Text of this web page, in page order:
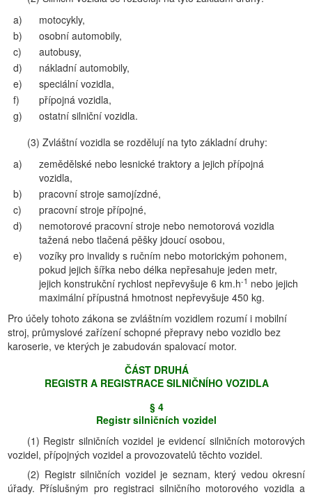
a)
motocykly,
b)
osobní automobily,
c)
autobusy,
d)
nákladní automobily,
e)
speciální vozidla,
f)
přípojná vozidla,
g)
ostatní silniční vozidla.
(3) Zvláštní vozidla se rozdělují na tyto základní druhy:
a)
zemědělské nebo lesnické traktory a jejich přípojná
vozidla,
b)
pracovní stroje samojízdné,
c)
pracovní stroje přípojné,
d)
nemotorové pracovní stroje nebo nemotorová vozidla
tažená nebo tlačená pěšky jdoucí osobou,
e)
vozíky pro invalidy s ručním nebo motorickým pohonem,
pokud jejich šířka nebo délka nepřesahuje jeden metr,
jejich konstrukční rychlost nepřevyšuje 6 km.h-1 nebo jejich
maximální přípustná hmotnost nepřevyšuje 450 kg.
Pro účely tohoto zákona se zvláštním vozidlem rozumí i mobilní
stroj, průmyslové zařízení schopné přepravy nebo vozidlo bez
karoserie, ve kterých je zabudován spalovací motor.
ČÁST DRUHÁ
REGISTR A REGISTRACE SILNIČNĺHO VOZIDLA
§ 4
Registr silničních vozidel
(1) Registr silničních vozidel je evidencí silničních motorových
vozidel, přípojných vozidel a provozovatelů těchto vozidel.
(2) Registr silničních vozidel je seznam, který vedou okresní
úřady. Příslušným pro registraci silničního motorového vozidla a